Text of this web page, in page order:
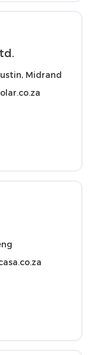
Midrand